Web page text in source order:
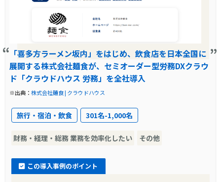
導入前の課題に対する解決策
従来業務をそのまま再現可能なクラウド型シス
テムで、各種手続きをペーパーレス化し、管理
も一元化。
製品の導入により改善した業務
給与明細配布などの定型業務が大幅に短縮。免
応可能に。
「喜多方ラーメン坂内」をはじめ、飲食店を日本全国に
展開する株式会社麺食が、セミオーダー型労務DXクラウ
ド「クラウドハウス 労務」を全社導入
※出典：株式会社麺食 | クラウドハウス
旅行・宿泊・飲食 301名-1,000名
財務・経理・総務 業務を効率化したい その他
この導入事例のポイント